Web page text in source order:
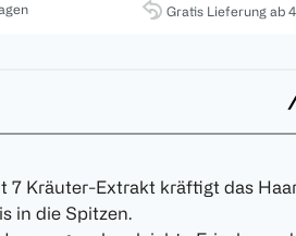
Gratis Lieferung ab
7 Kräuter-Extrakt kräftigt das
in die Spitzen.